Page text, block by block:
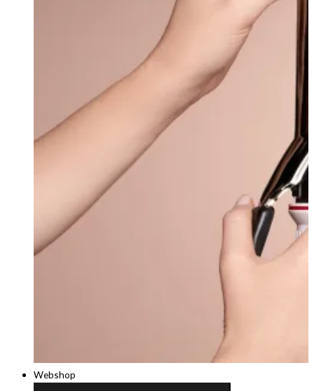
Webshop